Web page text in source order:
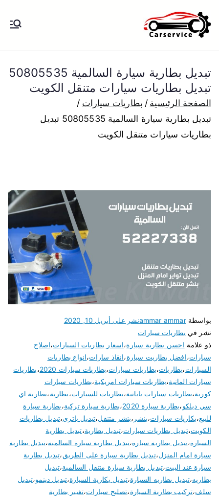
إلى
المحتوى
الكويت
بنشر متنقل الكويت كهرباء وبنشر تبديل
بارخص الاسعار
تبديل بطارية سيارة السالمية 50805535
تبديل بطاريات سيارات متنقل الكويت
الصفحة الرئيسية
بطاريات سيارات
تبديل بطارية سيارة السالمية 50805535 تبديل
بطاريات سيارات متنقل الكويت
بواسطةammar ammarنشر على أبريل 10, 2020
نشر في بطاريات سيارات
ذو علامة احسن بطارية سيارة،اسعار بطاريات السيارات،اصلاح
سيارات،افضل بطاريت سيارة،انقاذ سارات،انواع بطاريات
السيارات،بطاريات،بطاريات سيارات،بطاريات سيارات 2020 ،بطاريات
سيارات المانية،بطاريات سيارات امريكية،بطاريات سيارات
كورية،بطاريات سيارات يابانية،بطاريات للسيارات،بطارية،بطارية اي
سي ديلكو،بطارية سيارة 2020 ،بطارية سيارة تركية،بطارية سيارة
للبيع،بكاريات سيارات،بنشر ،بنشر متنقل،تبديل باتري،تبديل بطاريات
الكويت،تبديل بطاريات سيارات،تبديل بطارية،تبديل بطارية
السيارة،تبديل بطارية سيارة،تبديل بطارية سيارة السالمية،تبديل بطارية
سيارة امام المنزل،تبديل بطارية سيارة على الطريق،تبديل بطارية
سيارة عند البيت،تبديل بطارية سيارة متنقل السالمية،تبديل
بطاريه،تبديل بطاريه السيارة،تبديل بكارية السيارة،تبديل دينمو،تبديل
سلف،تركيب بطارية السيارة،تصليح سيارات،تغيير بطارية